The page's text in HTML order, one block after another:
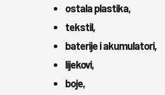
ostala plastika,
tekstil,
baterije i akumulatori,
lijekovi,
boje,